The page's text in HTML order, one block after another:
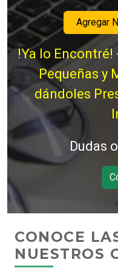
Agregar
!Ya lo
Pequeñas y
dándoles
Dudas
CONOCE
NUESTROS